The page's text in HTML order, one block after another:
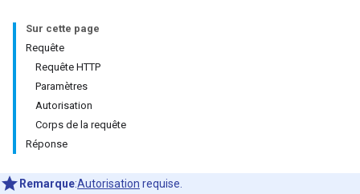
Sur cette page
Requête
Requête HTTP
Paramètres
Autorisation
Corps de la requête
Réponse
Remarque:Autorisation requise.